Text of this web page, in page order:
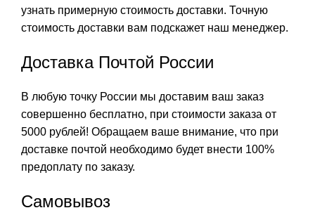
узнать примерную стоимость доставки. Точную
стоимость доставки вам подскажет наш менеджер.
Доставка Почтой России
В любую точку России мы доставим ваш заказ
совершенно бесплатно, при стоимости заказа от
5000 рублей! Обращаем ваше внимание, что при
доставке почтой необходимо будет внести 100%
предоплату по заказу.
Самовывоз